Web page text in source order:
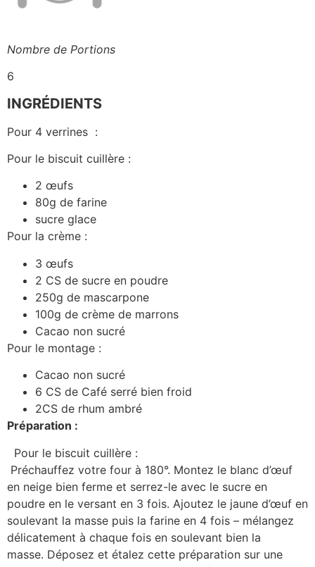
Nombre de Portions
6
INGRÉDIENTS
Pour 4 verrines :
Pour le biscuit cuillère :
2 œufs
80g de farine
sucre glace
Pour la crème :
3 œufs
2 CS de sucre en poudre
250g de mascarpone
100g de crème de marrons
Cacao non sucré
Pour le montage :
Cacao non sucré
6 CS de Café serré bien froid
2CS de rhum ambré
Préparation :
Pour le biscuit cuillère :
Préchauffez votre four à 180°. Montez le blanc d’œuf
en neige bien ferme et serrez-le avec le sucre en
poudre en le versant en 3 fois. Ajoutez le jaune d’œuf en
soulevant la masse puis la farine en 4 fois – mélangez
délicatement à chaque fois en soulevant bien la
masse. Déposez et étalez cette préparation sur une